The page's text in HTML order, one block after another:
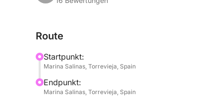
genießen Sie das ruhige Wasser. Ihr erfahrener
Das Boot ist mit allen notwendigen
für einen möglichst komfortablen Ausflug. Ideal
Freunden – dieser Halbtagesausflug verspricht
Route
Startpunkt:
Marina Salinas, Torrevieja, Spain
Endpunkt:
Marina Salinas, Torrevieja, Spain